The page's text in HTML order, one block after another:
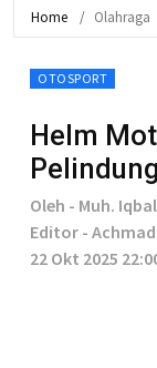
Home Olahraga
OTOSPORT
Helm
Oleh - Muh.
Editor -
22 Okt 2025